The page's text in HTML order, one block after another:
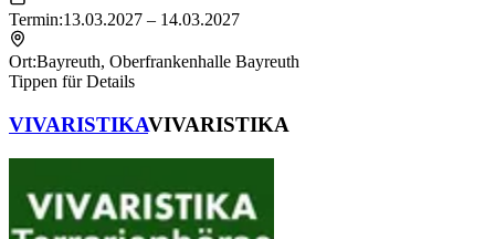
Termin:13.03.2027 – 14.03.2027
Ort:Bayreuth, Oberfrankenhalle Bayreuth
Tippen für Details
VIVARISTIKAVIVARISTIKA